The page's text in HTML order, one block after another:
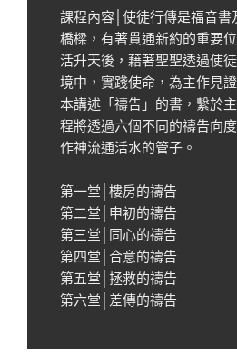
課程內容│使徒行傳是福音書
橋樑，有著貫通新約的重要
活升天後，藉著聖聖透過使
境中，實踐使命，為主作見
本講述「禱告」的書，繫於
程將透過六個不同的禱告向
作神流通活水的管子。
第一堂│樓房的禱告
第二堂│申初的禱告
第三堂│同心的禱告
第四堂│合意的禱告
第五堂│拯救的禱告
第六堂│差傳的禱告